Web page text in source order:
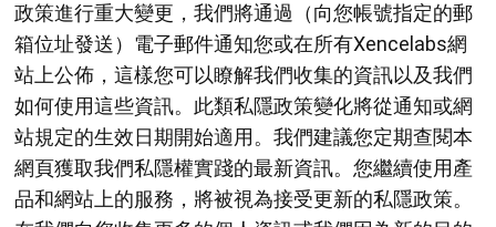
政策進行重大變更，我們將通過（向您帳號指定的郵
箱位址發送）電子郵件通知您或在所有Xencelabs網
站上公佈，這樣您可以瞭解我們收集的資訊以及我們
如何使用這些資訊。此類私隱政策變化將從通知或網
站規定的生效日期開始適用。我們建議您定期查閱本
網頁獲取我們私隱權實踐的最新資訊。您繼續使用產
品和網站上的服務，將被視為接受更新的私隱政策。